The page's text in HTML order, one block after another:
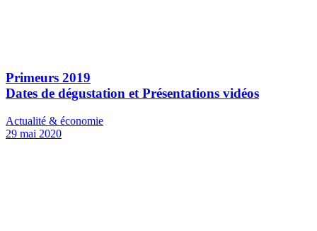
Primeurs 2019
Dates de dégustation et Présentations vidéos
Actualité & économie
29 mai 2020